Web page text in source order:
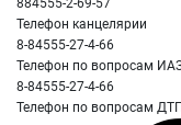
884555-2-69-57
Телефон канцелярии
8-84555-27-4-66
Телефон по вопросам
8-84555-27-4-66
Телефон по вопросам